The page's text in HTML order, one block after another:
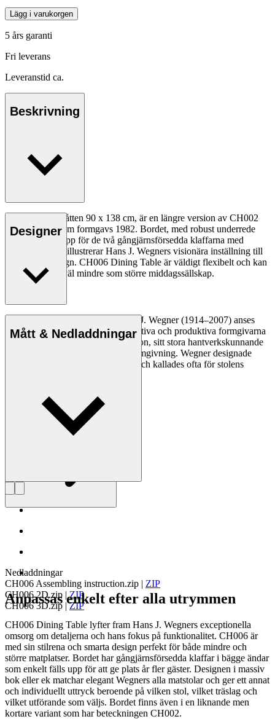
Lägg i varukorgen
5 års garanti
Fri leverans
Leveranstid ca.
Beskrivning
CH006, med måtten 90 x 138 cm, är en längre version av CH002
Dining Table som formgavs 1982. Bordet, med robust underrede
och inbyggt grepp för de två gångjärnsförsedda klaffarna med
rundade kanter, illustrerar Hans J. Wegners visionära inställning till
funktionell design. CH006 Dining Table är väldigt flexibelt och kan
anpassas för såväl mindre som större middagssällskap.
Designer
Den danske möbeldesignern Hans J. Wegner (1914–2007) anses
vara en av de mest kreativa, innovativa och produktiva formgivarna
genom tiderna, känd för sin precision, sitt stora hantverkskunnande
och sin kompromisslösa syn på formgivning. Wegner designade
nästan 500 stolar under sin livstid och kallades ofta för stolens
Läs mer om Hans J. Wegner
Mått & Nedladdningar
Nedladdningar
CH006 Assembling instruction.zip | ZIP
CH006 2D.zip |ZIP
CH006 3D.zip |ZIP
Anpassas enkelt efter alla utrymmen
CH006 Dining Table lyfter fram Hans J. Wegners exceptionella
omsorg om detaljerna och hans fokus på funktionalitet. CH006 är
med sin stilrena och smarta design perfekt för både mindre och
större matplatser. Bordet har gångjärnsförsedda klaffar i bägge ändar
som enkelt fälls upp för att ge plats år fler gäster. Designen i massiv
bok eller ek matchar elegant Wegners alla matstolar och ger ett annat
och individuellt uttryck beroende på vilken stol, vilket träslag och
vilket utförande som väljs. Bordet finns även i en liknande men
kortare variant som har beteckningen CH002.